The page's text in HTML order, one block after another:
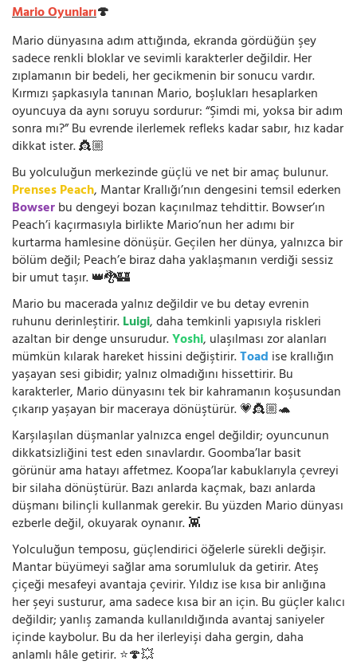
Mario Oyunları🍄
Mario dünyasına adım attığında, ekranda gördüğün şey
sadece renkli bloklar ve sevimli karakterler değildir. Her
zıplamanın bir bedeli, her gecikmenin bir sonucu vardır.
Kırmızı şapkasıyla tanınan Mario, boşlukları hesaplarken
oyuncuya da aynı soruyu sordurur: “Şimdi mi, yoksa bir adım
sonra mı?” Bu evrende ilerlemek refleks kadar sabır, hız kadar
dikkat ister. 👸🏼
Bu yolculuğun merkezinde güçlü ve net bir amaç bulunur.
Prenses Peach, Mantar Krallığı’nın dengesini temsil ederken
Bowserbu dengeyi bozan kaçınılmaz tehdittir. Bowser’ın
Peach’i kaçırmasıyla birlikte Mario’nun her adımı bir
kurtarma hamlesine dönüşür. Geçilen her dünya, yalnızca bir
bölüm değil; Peach’e biraz daha yaklaşmanın verdiği sessiz
bir umut taşır. 👑🐉🏰
Mario bu macerada yalnız değildir ve bu detay evrenin
ruhunu derinleştirir.Luigi, daha temkinli yapısıyla riskleri
azaltan bir denge unsurudur.Yoshi, ulaşılması zor alanları
mümkün kılarak hareket hissini değiştirir.Toad ise krallığın
yaşayan sesi gibidir; yalnız olmadığını hissettirir. Bu
karakterler, Mario dünyasını tek bir kahramanın koşusundan
çıkarıp yaşayan bir maceraya dönüştürür. 💗👸🏼🐢
Karşılaşılan düşmanlar yalnızca engel değildir; oyuncunun
dikkatsizliğini test eden sınavlardır. Goomba’lar basit
görünür ama hatayı affetmez. Koopa’lar kabuklarıyla çevreyi
bir silaha dönüştürür. Bazı anlarda kaçmak, bazı anlarda
düşmanı bilinçli kullanmak gerekir. Bu yüzden Mario dünyası
ezberle değil, okuyarak oynanır. 👾
Yolculuğun temposu, güçlendirici öğelerle sürekli değişir.
Mantar büyümeyi sağlar ama sorumluluk da getirir. Ateş
çiçeği mesafeyi avantaja çevirir. Yıldız ise kısa bir anlığına
her şeyi susturur, ama sadece kısa bir an için. Bu güçler kalıcı
değildir; yanlış zamanda kullanıldığında avantaj saniyeler
içinde kaybolur. Bu da her ilerleyişi daha gergin, daha
anlamlı hâle getirir. ⭐🍄💥